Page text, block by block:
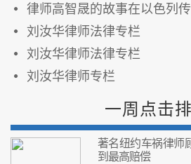
律师高智晟的故事在以色列
刘汝华律师法律专栏
刘汝华律师法律专栏
刘汝华律师专栏
一周点击
著名纽约车祸律师
到最高赔偿